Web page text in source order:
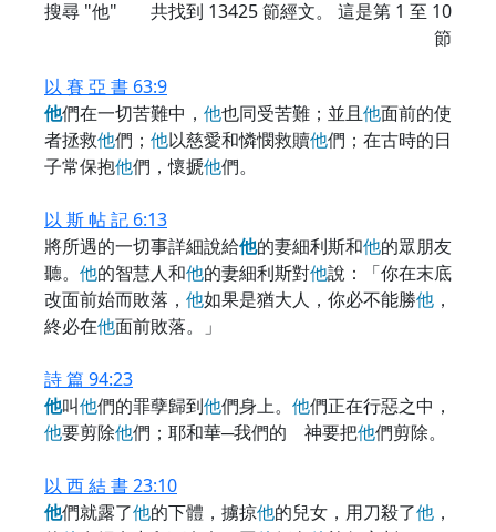
搜尋 "他" 共找到 13425節經文。 這是第 1 至 10
節
以 賽 亞 書 63:9
他們在一切苦難中， 他也同受苦難；並且他面前的使
者拯救他們； 他以慈愛和憐憫救贖他們；在古時的日
子常保抱他們，懷搋他們。
以 斯 帖 記 6:13
將所遇的一切事詳細說給他的妻細利斯和他的眾朋友
聽。 他的智慧人和他的妻細利斯對他說：「你在末底
改面前始而敗落， 他如果是猶大人，你必不能勝他 ，
終必在他面前敗落。」
詩 篇 94:23
他叫他們的罪孽歸到他們身上。 他們正在行惡之中，
他要剪除他們；耶和華─我們的 神要把他們剪除。
以 西 結 書 23:10
他們就露了他的下體，擄掠他的兒女，用刀殺了他 ，